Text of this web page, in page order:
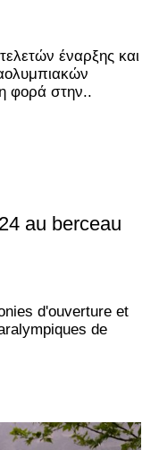
έναρξης και
φορά στην..
au berceau
d'ouverture et
de